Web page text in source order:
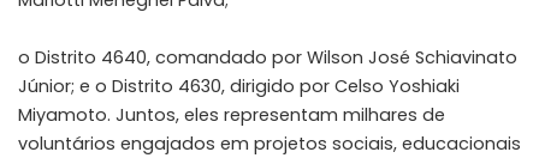
o Distrito 4640, comandado por Wilson José Schiavinato
Júnior; e o Distrito 4630, dirigido por Celso Yoshiaki
Miyamoto. Juntos, eles representam milhares de
voluntários engajados em projetos sociais, educacionais